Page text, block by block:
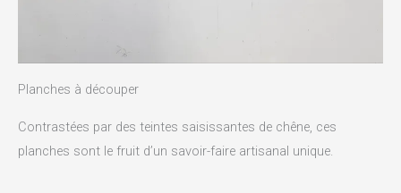
Planches à découper
Contrastées par des teintes saisissantes de chêne, ces
planches sont le fruit d’un savoir-faire artisanal unique.